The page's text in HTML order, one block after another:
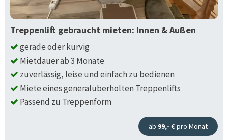
Treppenlift gebraucht mieten: Innen & Außen
gerade oder kurvig
Mietdauer ab 3 Monate
zuverlässig, leise und einfach zu bedienen
Miete eines generalüberholten Treppenlifts
Passend zu Treppenform
ab 99,- €pro Monat